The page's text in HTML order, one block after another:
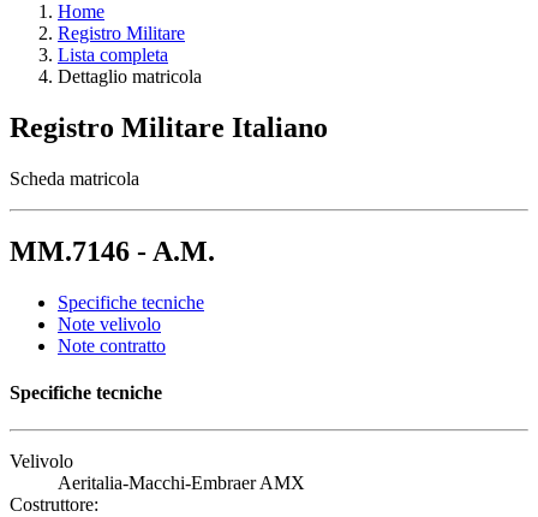
Home
Registro Militare
Lista completa
Dettaglio matricola
Registro Militare Italiano
Scheda matricola
MM.7146 - A.M.
Specifiche tecniche
Note velivolo
Note contratto
Specifiche tecniche
Velivolo
Aeritalia-Macchi-Embraer AMX
Costruttore: